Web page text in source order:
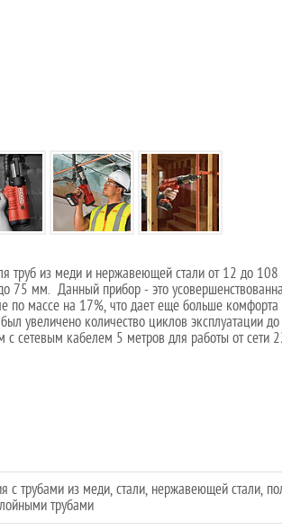
труб из меди и нержавеющей стали от 12 до
75 мм. Данный прибор - это
массе на 17%, что дает еще больше комфорта
увеличено количество циклов эксплуатации
с сетевым кабелем 5 метров для работы от сети
с трубами из меди, стали, нержавеющей стали,
трубами